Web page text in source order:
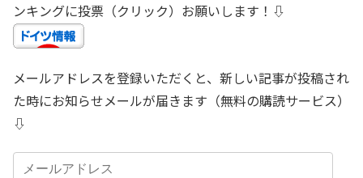
ンキングに投票（クリック）お願いします！⇩
メールアドレスを登録いただくと、新しい記事が投稿され
た時にお知らせメールが届きます（無料の購読サービス）
⇩